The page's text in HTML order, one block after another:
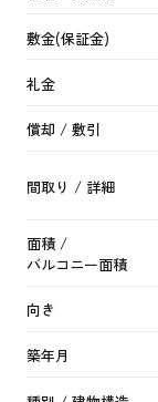
敷金(保証金)
礼金
償却 / 敷引
間取り / 詳細
面積 /
バルコニー面積
向き
築年月